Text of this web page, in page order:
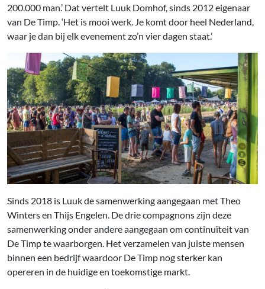
200.000 man.’ Dat vertelt Luuk Domhof, sinds 2012 eigenaar
van De Timp. ‘Het is mooi werk. Je komt door heel Nederland,
waar je dan bij elk evenement zo’n vier dagen staat.’
Sinds 2018 is Luuk de samenwerking aangegaan met Theo
Winters en Thijs Engelen. De drie compagnons zijn deze
samenwerking onder andere aangegaan om continuïteit van
De Timp te waarborgen. Het verzamelen van juiste mensen
binnen een bedrijf waardoor De Timp nog sterker kan
opereren in de huidige en toekomstige markt.